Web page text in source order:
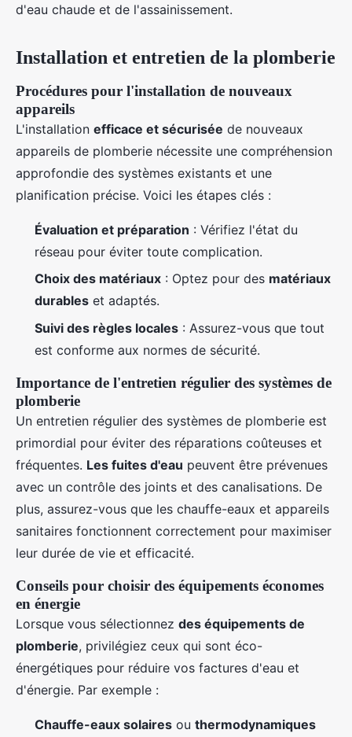
d'eau chaude et de l'assainissement.
Installation et entretien de la plomberie
Procédures pour l'installation de nouveaux
appareils
L'installation efficace et sécurisée de nouveaux
appareils de plomberie nécessite une compréhension
approfondie des systèmes existants et une
planification précise. Voici les étapes clés :
Évaluation et préparation : Vérifiez l'état du
réseau pour éviter toute complication.
Choix des matériaux : Optez pour des matériaux
durables et adaptés.
Suivi des règles locales : Assurez-vous que tout
est conforme aux normes de sécurité.
Importance de l'entretien régulier des systèmes de
plomberie
Un entretien régulier des systèmes de plomberie est
primordial pour éviter des réparations coûteuses et
fréquentes. Les fuites d'eau peuvent être prévenues
avec un contrôle des joints et des canalisations. De
plus, assurez-vous que les chauffe-eaux et appareils
sanitaires fonctionnent correctement pour maximiser
leur durée de vie et efficacité.
Conseils pour choisir des équipements économes
en énergie
Lorsque vous sélectionnez des équipements de
plomberie, privilégiez ceux qui sont éco-
énergétiques pour réduire vos factures d'eau et
d'énergie. Par exemple :
Chauffe-eaux solaires ou thermodynamiques